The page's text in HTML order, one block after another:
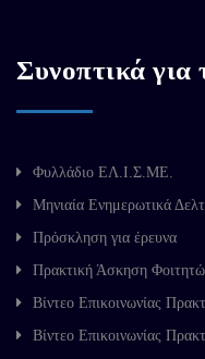
Συνοπτικά για
Φυλλάδιο ΕΛ.Ι.Σ.ΜΕ.
Μηνιαία Ενημερωτικά
Πρόσκληση για έρευνα
Πρακτική Άσκηση
Βίντεο Επικοινωνίας
Βίντεο Επικοινωνίας